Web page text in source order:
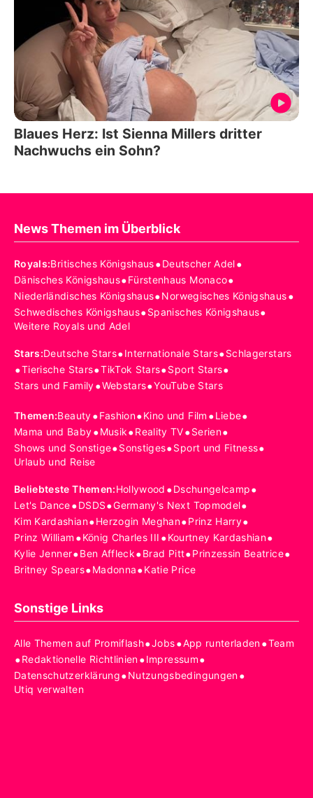
Blaues Herz: Ist Sienna Millers dritter
Nachwuchs ein Sohn?
News Themen im Überblick
Royals:Britisches Königshaus•Deutscher Adel•
Dänisches Königshaus•Fürstenhaus Monaco•
Niederländisches Königshaus•Norwegisches Königshaus•
Schwedisches Königshaus•Spanisches Königshaus•
Weitere Royals und Adel
Stars:Deutsche Stars•Internationale Stars•Schlagerstars
•Tierische Stars•TikTok Stars•Sport Stars•
Stars und Family•Webstars•YouTube Stars
Themen:Beauty•Fashion•Kino und Film •Liebe•
Mama und Baby•Musik•Reality TV•Serien•
Shows und Sonstige•Sonstiges•Sport und Fitness•
Urlaub und Reise
Beliebteste Themen:Hollywood •Dschungelcamp•
Let's Dance•DSDS•Germany's Next Topmodel•
Kim Kardashian•Herzogin Meghan•Prinz Harry•
Prinz William •König Charles III •Kourtney Kardashian•
Kylie Jenner•Ben Affleck•Brad Pitt•Prinzessin Beatrice•
Britney Spears•Madonna•Katie Price
Sonstige Links
Alle Themen auf Promiflash•Jobs•App runterladen•Team
•Redaktionelle Richtlinien•Impressum•
Datenschutzerklärung•Nutzungsbedingungen•
Utiq verwalten